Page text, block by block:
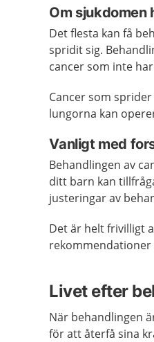
Om sjukdomen
Det flesta kan få
spridit sig.
cancer som inte
Cancer som
lungorna kan
Vanligt med
Behandlingen av
ditt barn kan
justeringar av
Det är helt frivilligt
rekommendationer
Livet efter
När behandlingen
för att återfå sina